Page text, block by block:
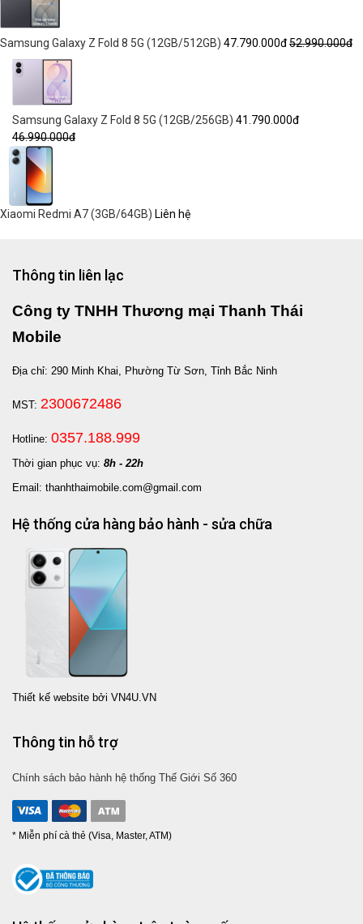
Samsung Galaxy Z Fold 8 5G (12GB/512GB) 47.790.000đ52.990.000đ
Samsung Galaxy Z Fold 8 5G (12GB/256GB) 41.790.000đ
46.990.000đ
Xiaomi Redmi A7 (3GB/64GB) Liên hệ
Thông tin liên lạc
Công ty TNHH Thương mại Thanh Thái
Mobile
Địa chỉ: 290 Minh Khai, Phường Từ Sơn, Tỉnh Bắc Ninh
MST: 2300672486
Hotline: 0357.188.999
Thời gian phục vụ: 8h - 22h
Email: thanhthaimobile.com@gmail.com
Hệ thống cửa hàng bảo hành - sửa chữa
Thiết kế website bởi VN4U.VN
Thông tin hỗ trợ
Chính sách bảo hành hệ thống Thế Giới Số 360
* Miễn phí cà thẻ (Visa, Master, ATM)